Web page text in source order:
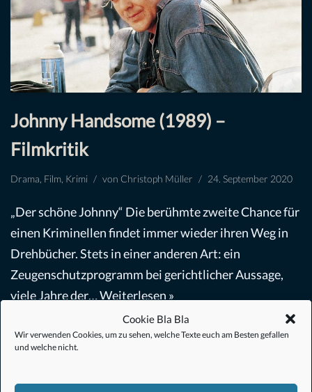
Cookie Bla Bla
Wir verwenden Cookies, um zu sehen, welche Texte euch am Besten gefallen
und welche nicht.
Johnny Handsome (1989) –
Filmkritik
Drama Film Krimi von Christoph Müller 24. September 2020
„Der schöne Johnny“ Die berühmte zweite Chance für
einen Kriminellen findet immer wieder ihren Weg in
Drehbücher. Stets in einer anderen Art: ein
Zeugenschutzprogramm bei gerichtlicher Aussage,
viele Jahre der…Weiterlesen »